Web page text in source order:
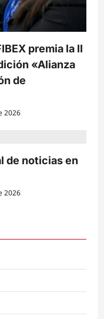
premia la II
«Alianza
de
2026
de noticias en
2026